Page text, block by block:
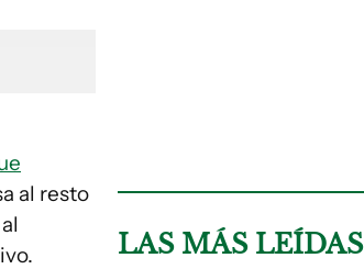
al resto
LAS MÁS LEÍDAS